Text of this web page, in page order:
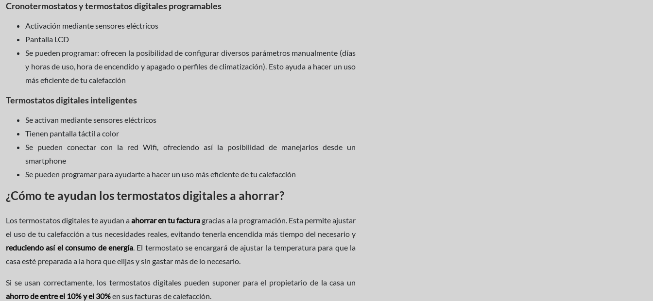
Cronotermostatos y termostatos digitales programables
Activación mediante sensores eléctricos
Pantalla LCD
Se pueden programar: ofrecen la posibilidad de configurar diversos parámetros manualmente (días
y horas de uso, hora de encendido y apagado o perfiles de climatización). Esto ayuda a hacer un uso
más eficiente de tu calefacción
Termostatos digitales inteligentes
Se activan mediante sensores eléctricos
Tienen pantalla táctil a color
Se pueden conectar con la red Wifi, ofreciendo así la posibilidad de manejarlos desde un
smartphone
Se pueden programar para ayudarte a hacer un uso más eficiente de tu calefacción
¿Cómo te ayudan los termostatos digitales a ahorrar?
Los termostatos digitales te ayudan a ahorrar en tu factura gracias a la programación. Esta permite ajustar
el uso de tu calefacción a tus necesidades reales, evitando tenerla encendida más tiempo del necesario y
reduciendo así el consumo de energía. El termostato se encargará de ajustar la temperatura para que la
casa esté preparada a la hora que elijas y sin gastar más de lo necesario.
Si se usan correctamente, los termostatos digitales pueden suponer para el propietario de la casa un
ahorro de entre el 10% y el 30%en sus facturas de calefacción.